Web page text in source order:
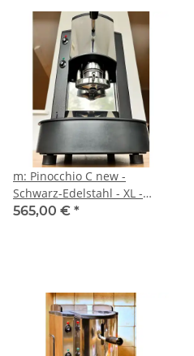
m: Pinocchio C new -
Schwarz-Edelstahl - XL -
Padhalter - Tassengestell
565,00 € *